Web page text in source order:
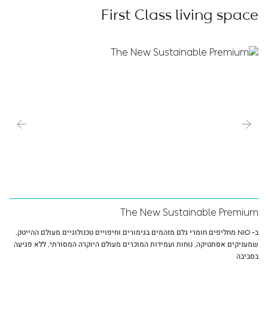
First Class living space
The New Sustainable Premium
ב- NIO מחליפים חומרי גלם מזהמים בגימורים וחיפויים טכנולוגיים מעולם ההייטק,
שמעניקים אסתטיקה, נוחות ועמידות המוכרים מעולם היוקרה המסורתי, ללא פגיעה
בסביבה